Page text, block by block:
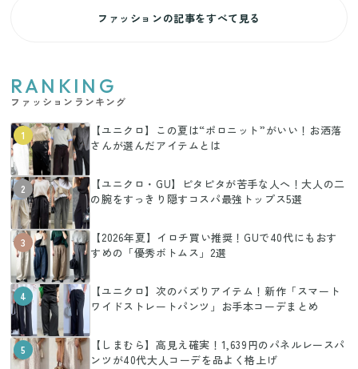
ファッションの記事をすべて見る
RANKING
ファッションランキング
1
【ユニクロ】この夏は“ポロニット”がいい！お洒落
さんが選んだアイテムとは
2
【ユニクロ・GU】ピタピタが苦手な人へ！大人の二
の腕をすっきり隠すコスパ最強トップス5選
3
【2026年夏】イロチ買い推奨！GUで40代にもおす
すめの「優秀ボトムス」2選
4
【ユニクロ】次のバズりアイテム！新作「スマート
ワイドストレートパンツ」お手本コーデまとめ
5
【しまむら】高見え確実！1,639円のパネルレースパ
ンツが40代大人コーデを品よく格上げ